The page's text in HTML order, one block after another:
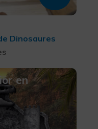
Dinosaures
en